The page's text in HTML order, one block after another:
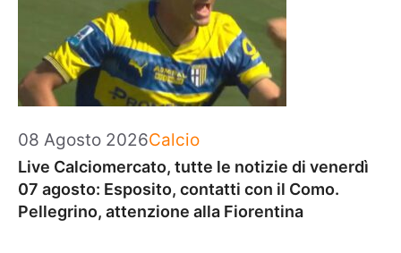
08 Agosto 2026Categorie
Calcio
Live Calciomercato, tutte le notizie di venerdì
07 agosto: Esposito, contatti con il Como.
Pellegrino, attenzione alla Fiorentina